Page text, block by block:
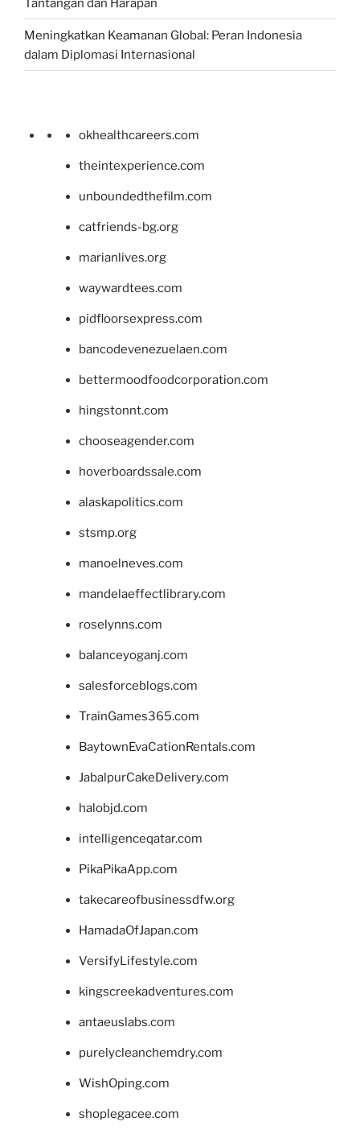
Tantangan dan Harapan
Meningkatkan Keamanan Global: Peran Indonesia
dalam Diplomasi Internasional
okhealthcareers.com
theintexperience.com
unboundedthefilm.com
catfriends-bg.org
marianlives.org
waywardtees.com
pidfloorsexpress.com
bancodevenezuelaen.com
bettermoodfoodcorporation.com
hingstonnt.com
chooseagender.com
hoverboardssale.com
alaskapolitics.com
stsmp.org
manoelneves.com
mandelaeffectlibrary.com
roselynns.com
balanceyoganj.com
salesforceblogs.com
TrainGames365.com
BaytownEvaCationRentals.com
JabalpurCakeDelivery.com
halobjd.com
intelligenceqatar.com
PikaPikaApp.com
takecareofbusinessdfw.org
HamadaOfJapan.com
VersifyLifestyle.com
kingscreekadventures.com
antaeuslabs.com
purelycleanchemdry.com
WishOping.com
shoplegacee.com